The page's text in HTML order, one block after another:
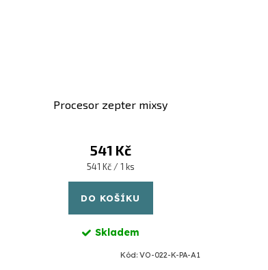
Procesor zepter mixsy
541 Kč
Měrná
cena:
541 Kč / 1 ks
DO KOŠÍKU
Skladem
Kód: VO-022-K-PA-A1